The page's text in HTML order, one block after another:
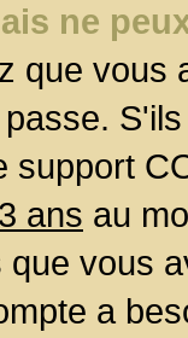
ne
que
support
ans au
vous
a